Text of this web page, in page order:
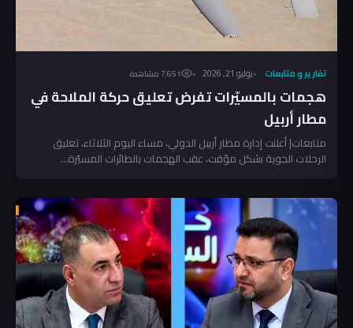
تقارير و متابعات يوليو 21, 2026 7٬651 مشاهدة
هجمات بالمسيّرات تفرض تعليق حركة الملاحة في
مطار أربيل
متابعات| أعلنت إدارة مطار أربيل الدولي، مساء اليوم الثلاثاء، تعليق
الرحلات الجوية بشكل مؤقت، عقب الهجمات بالطائرات المسيّرة...